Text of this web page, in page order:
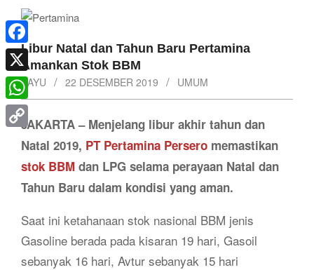
Navigation
Menu
Libur Natal dan Tahun Baru Pertamina
Amankan Stok BBM
BAYU
22 DESEMBER 2019 UMUM
JAKARTA – Menjelang libur akhir tahun dan
Natal 2019, PT Pertamina Persero memastikan
stok BBM dan LPG selama perayaan Natal dan
Tahun Baru dalam kondisi yang aman.
Saat ini ketahanaan stok nasional BBM jenis
Gasoline berada pada kisaran 19 hari, Gasoil
sebanyak 16 hari, Avtur sebanyak 15 hari
Facebook
X
WhatsApp
Copy